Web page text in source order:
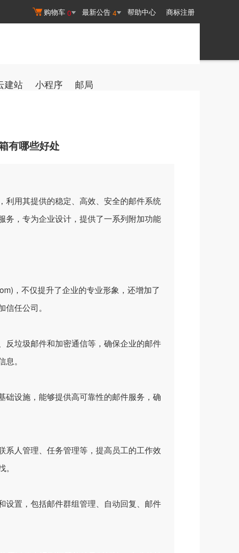
购物车 0 最新公告 4 帮助中心 商标注册
建站 小程序 邮局
有哪些好处
用其提供的稳定、高效、安全的邮件系统
务，专为企业设计，提供了一系列附加功能
，不仅提升了企业的专业形象，还增加了
任公司。
垃圾邮件和加密通信等，确保企业的邮件
。
设施，能够提供高可靠性的邮件服务，确
人管理、任务管理等，提高员工的工作效
设置，包括邮件群组管理、自动回复、邮件